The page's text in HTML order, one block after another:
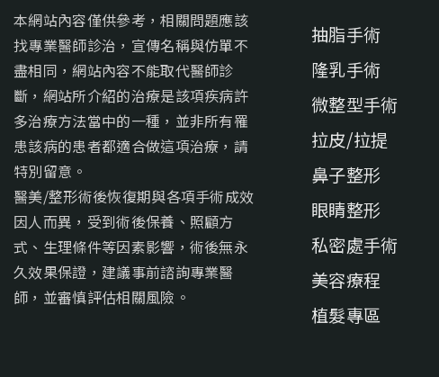
本網站內容僅供參考，相關問題應該
找專業醫師診治，宣傳名稱與仿單不
盡相同，網站內容不能取代醫師診
斷，網站所介紹的治療是該項疾病許
多治療方法當中的一種，並非所有罹
患該病的患者都適合做這項治療，請
特別留意。
醫美/整形術後恢復期與各項手術成效
因人而異，受到術後保養、照顧方
式、生理條件等因素影響，術後無永
久效果保證，建議事前諮詢專業醫
師，並審慎評估相關風險。
抽脂手術
隆乳手術
微整型手術
拉皮/拉提
鼻子整形
眼睛整形
私密處手術
美容療程
植髮專區